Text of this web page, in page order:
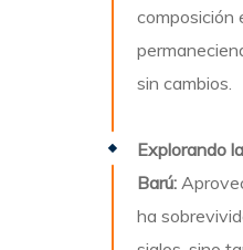
composición
sin cambios.
Explorando
Barú:
ha